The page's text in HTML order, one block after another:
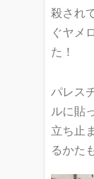
殺され
ぐヤメ
た！
パレス
ルに貼
立ち止
るかた